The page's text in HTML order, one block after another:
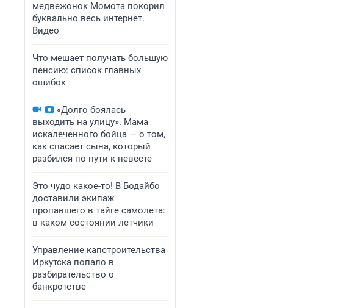
медвежонок Момота покорил
буквально весь интернет.
Видео
Что мешает получать большую
пенсию: список главных
ошибок
«Долго боялась
выходить на улицу». Мама
искалеченного бойца — о том,
как спасает сына, который
разбился по пути к невесте
Это чудо какое-то! В Бодайбо
доставили экипаж
пропавшего в тайге самолета:
в каком состоянии летчики
Управление капстроительства
Иркутска попало в
разбирательство о
банкротстве